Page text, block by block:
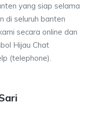
yang siap selama
di seluruh banten
secara online dan
Hijau Chat
(telephone).